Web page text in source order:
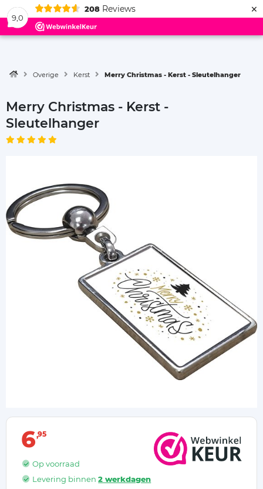
9,0
208 Reviews ×
Menu
Overige Kerst Merry Christmas - Kerst - Sleutelhanger
Merry Christmas - Kerst -
Sleutelhanger
6 95
Op voorraad
Levering binnen2 werkdagen